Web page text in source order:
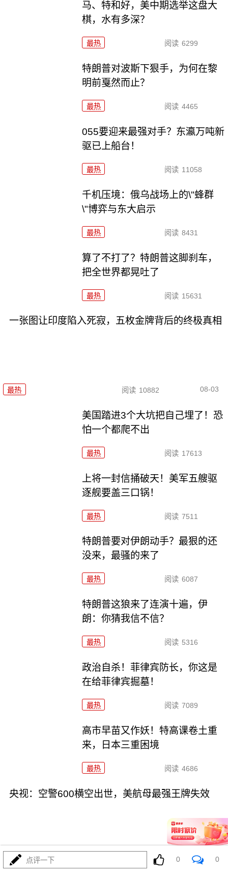
马、特和好，美中期选举这盘大
棋，水有多深？
最热 阅读 6299
特朗普对波斯下狠手，为何在黎
明前戛然而止？
最热 阅读 4465
055要迎来最强对手？东瀛万吨新
驱已上船台！
最热 阅读 11058
千机压境：俄乌战场上的\"蜂群
\"博弈与东大启示
最热 阅读 8431
算了不打了？特朗普这脚刹车，
把全世界都晃吐了
最热 阅读 15631
一张图让印度陷入死寂，五枚金牌背后的终极真相
最热 阅读 10882 08-03
美国踏进3个大坑把自己埋了！恐
怕一个都爬不出
最热 阅读 17613
上将一封信捅破天！美军五艘驱
逐舰要盖三口锅！
最热 阅读 7511
特朗普要对伊朗动手？最狠的还
没来，最骚的来了
最热 阅读 6087
特朗普这狼来了连演十遍，伊
朗：你猜我信不信？
最热 阅读 5316
政治自杀！菲律宾防长，你这是
在给菲律宾掘墓！
最热 阅读 7089
高市早苗又作妖！特高课卷土重
来，日本三重困境
最热 阅读 4686
央视：空警600横空出世，美航母最强王牌失效
最热 23816 08-03
点评一下 0 0